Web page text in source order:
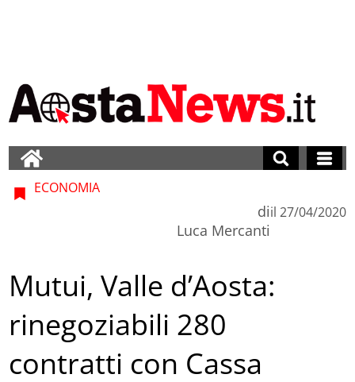
ECONOMIA
di
Luca Mercanti
il 27/04/2020
Mutui, Valle d’Aosta:
rinegoziabili 280
contratti con Cassa